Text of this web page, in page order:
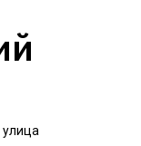
улица